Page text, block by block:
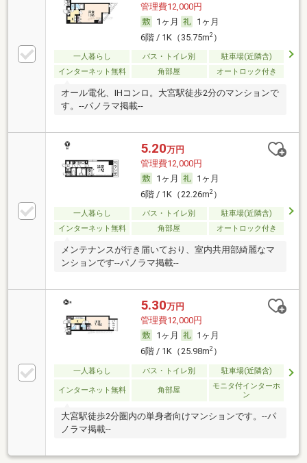
管理費12,000円
1ヶ月
1ヶ月
6階 / 1K（35.75m2）
一人暮らし バス・トイレ別
駐車場(近隣含)
インターネット無料
角部屋 オートロック付き
オール電化、IHコンロ。大宮駅徒歩2分のマンションで
す。--パノラマ掲載--
5.20万円
管理費12,000円
1ヶ月
1ヶ月
6階 / 1K（22.26m2）
一人暮らし バス・トイレ別
駐車場(近隣含)
インターネット無料
角部屋 オートロック付き
メンテナンスが行き届いており、室内共用部綺麗なマ
ンションです--パノラマ掲載--
5.30万円
管理費12,000円
1ヶ月
1ヶ月
6階 / 1K（25.98m2）
一人暮らし バス・トイレ別 駐車場(近隣含)
インターネット無料 角部屋
モニタ付インターホ
ン
大宮駅徒歩2分圏内の単身者向けマンションです。--パ
ノラマ掲載--